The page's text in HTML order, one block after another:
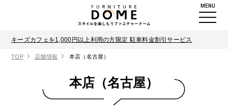
MENU
キーズカフェを1,000円以上利用の方限定 駐車料金割引サービス
TOP 店舗情報 本店（名古屋）
本店（名古屋）